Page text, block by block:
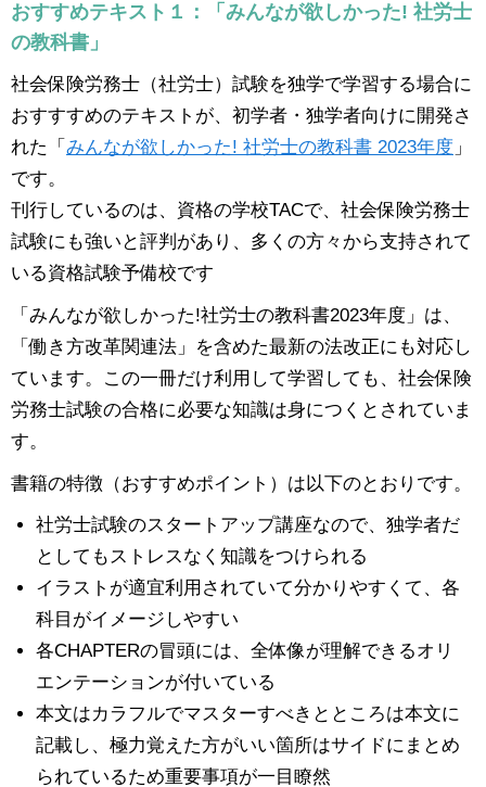
おすすめテキスト１：「みんなが欲しかった! 社労士
の教科書」
社会保険労務士（社労士）試験を独学で学習する場合に
おすすすめのテキストが、初学者・独学者向けに開発さ
れた「 みんなが欲しかった! 社労士の教科書 2023年度 」
です。
刊行しているのは、資格の学校TACで、社会保険労務士
試験にも強いと評判があり、多くの方々から支持されて
いる資格試験予備校です
「みんなが欲しかった!社労士の教科書2023年度」は、
「働き方改革関連法」を含めた最新の法改正にも対応し
ています。この一冊だけ利用して学習しても、社会保険
労務士試験の合格に必要な知識は身につくとされていま
す。
書籍の特徴（おすすめポイント）は以下のとおりです。
社労士試験のスタートアップ講座なので、独学者だ
としてもストレスなく知識をつけられる
イラストが適宜利用されていて分かりやすくて、各
科目がイメージしやすい
各CHAPTERの冒頭には、全体像が理解できるオリ
エンテーションが付いている
本文はカラフルでマスターすべきとところは本文に
記載し、極力覚えた方がいい箇所はサイドにまとめ
られているため重要事項が一目瞭然